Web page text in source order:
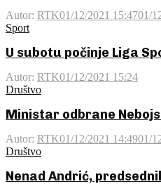
Autor: RTK01/12/2021 15:4701/
Sport
U subotu počinje Liga
Autor: RTK01/12/2021 15:24
Društvo
Ministar odbrane
Autor: RTK01/12/2021 14:4901/
Društvo
Nenad Andrić,